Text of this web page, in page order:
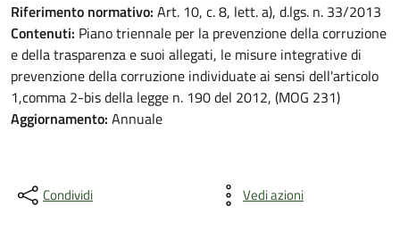
Riferimento normativo: Art. 10, c. 8, lett. a), d.lgs. n. 33/2013
Contenuti: Piano triennale per la prevenzione della corruzione
e della trasparenza e suoi allegati, le misure integrative di
prevenzione della corruzione individuate ai sensi dell'articolo
1,comma 2-bis della legge n. 190 del 2012, (MOG 231)
Aggiornamento: Annuale
Condividi Vedi azioni